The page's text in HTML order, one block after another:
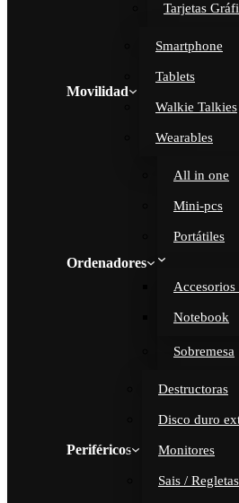
Tarjetas
Movilidad
Smartphone
Tablets
Walkie Talkies
Wearables
Ordenadores
All in one
Mini-pcs
Portátiles
Notebook
Sobremesa
Periféricos
Destructoras
Disco duro
Monitores
Sais / Regletas